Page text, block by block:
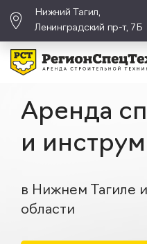
Нижний Тагил,
Ленинградский пр-т, 7Б
Аренда
и
в Нижнем Тагиле
области